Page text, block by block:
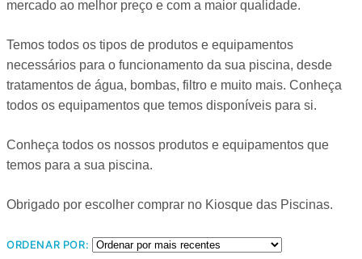
mercado ao melhor preço e com a maior qualidade.
Temos todos os tipos de produtos e equipamentos
necessários para o funcionamento da sua piscina, desde
tratamentos de água, bombas, filtro e muito mais. Conheça
todos os equipamentos que temos disponíveis para si.
Conheça todos os nossos produtos e equipamentos que
temos para a sua piscina.
Obrigado por escolher comprar no Kiosque das Piscinas.
ORDENAR POR: